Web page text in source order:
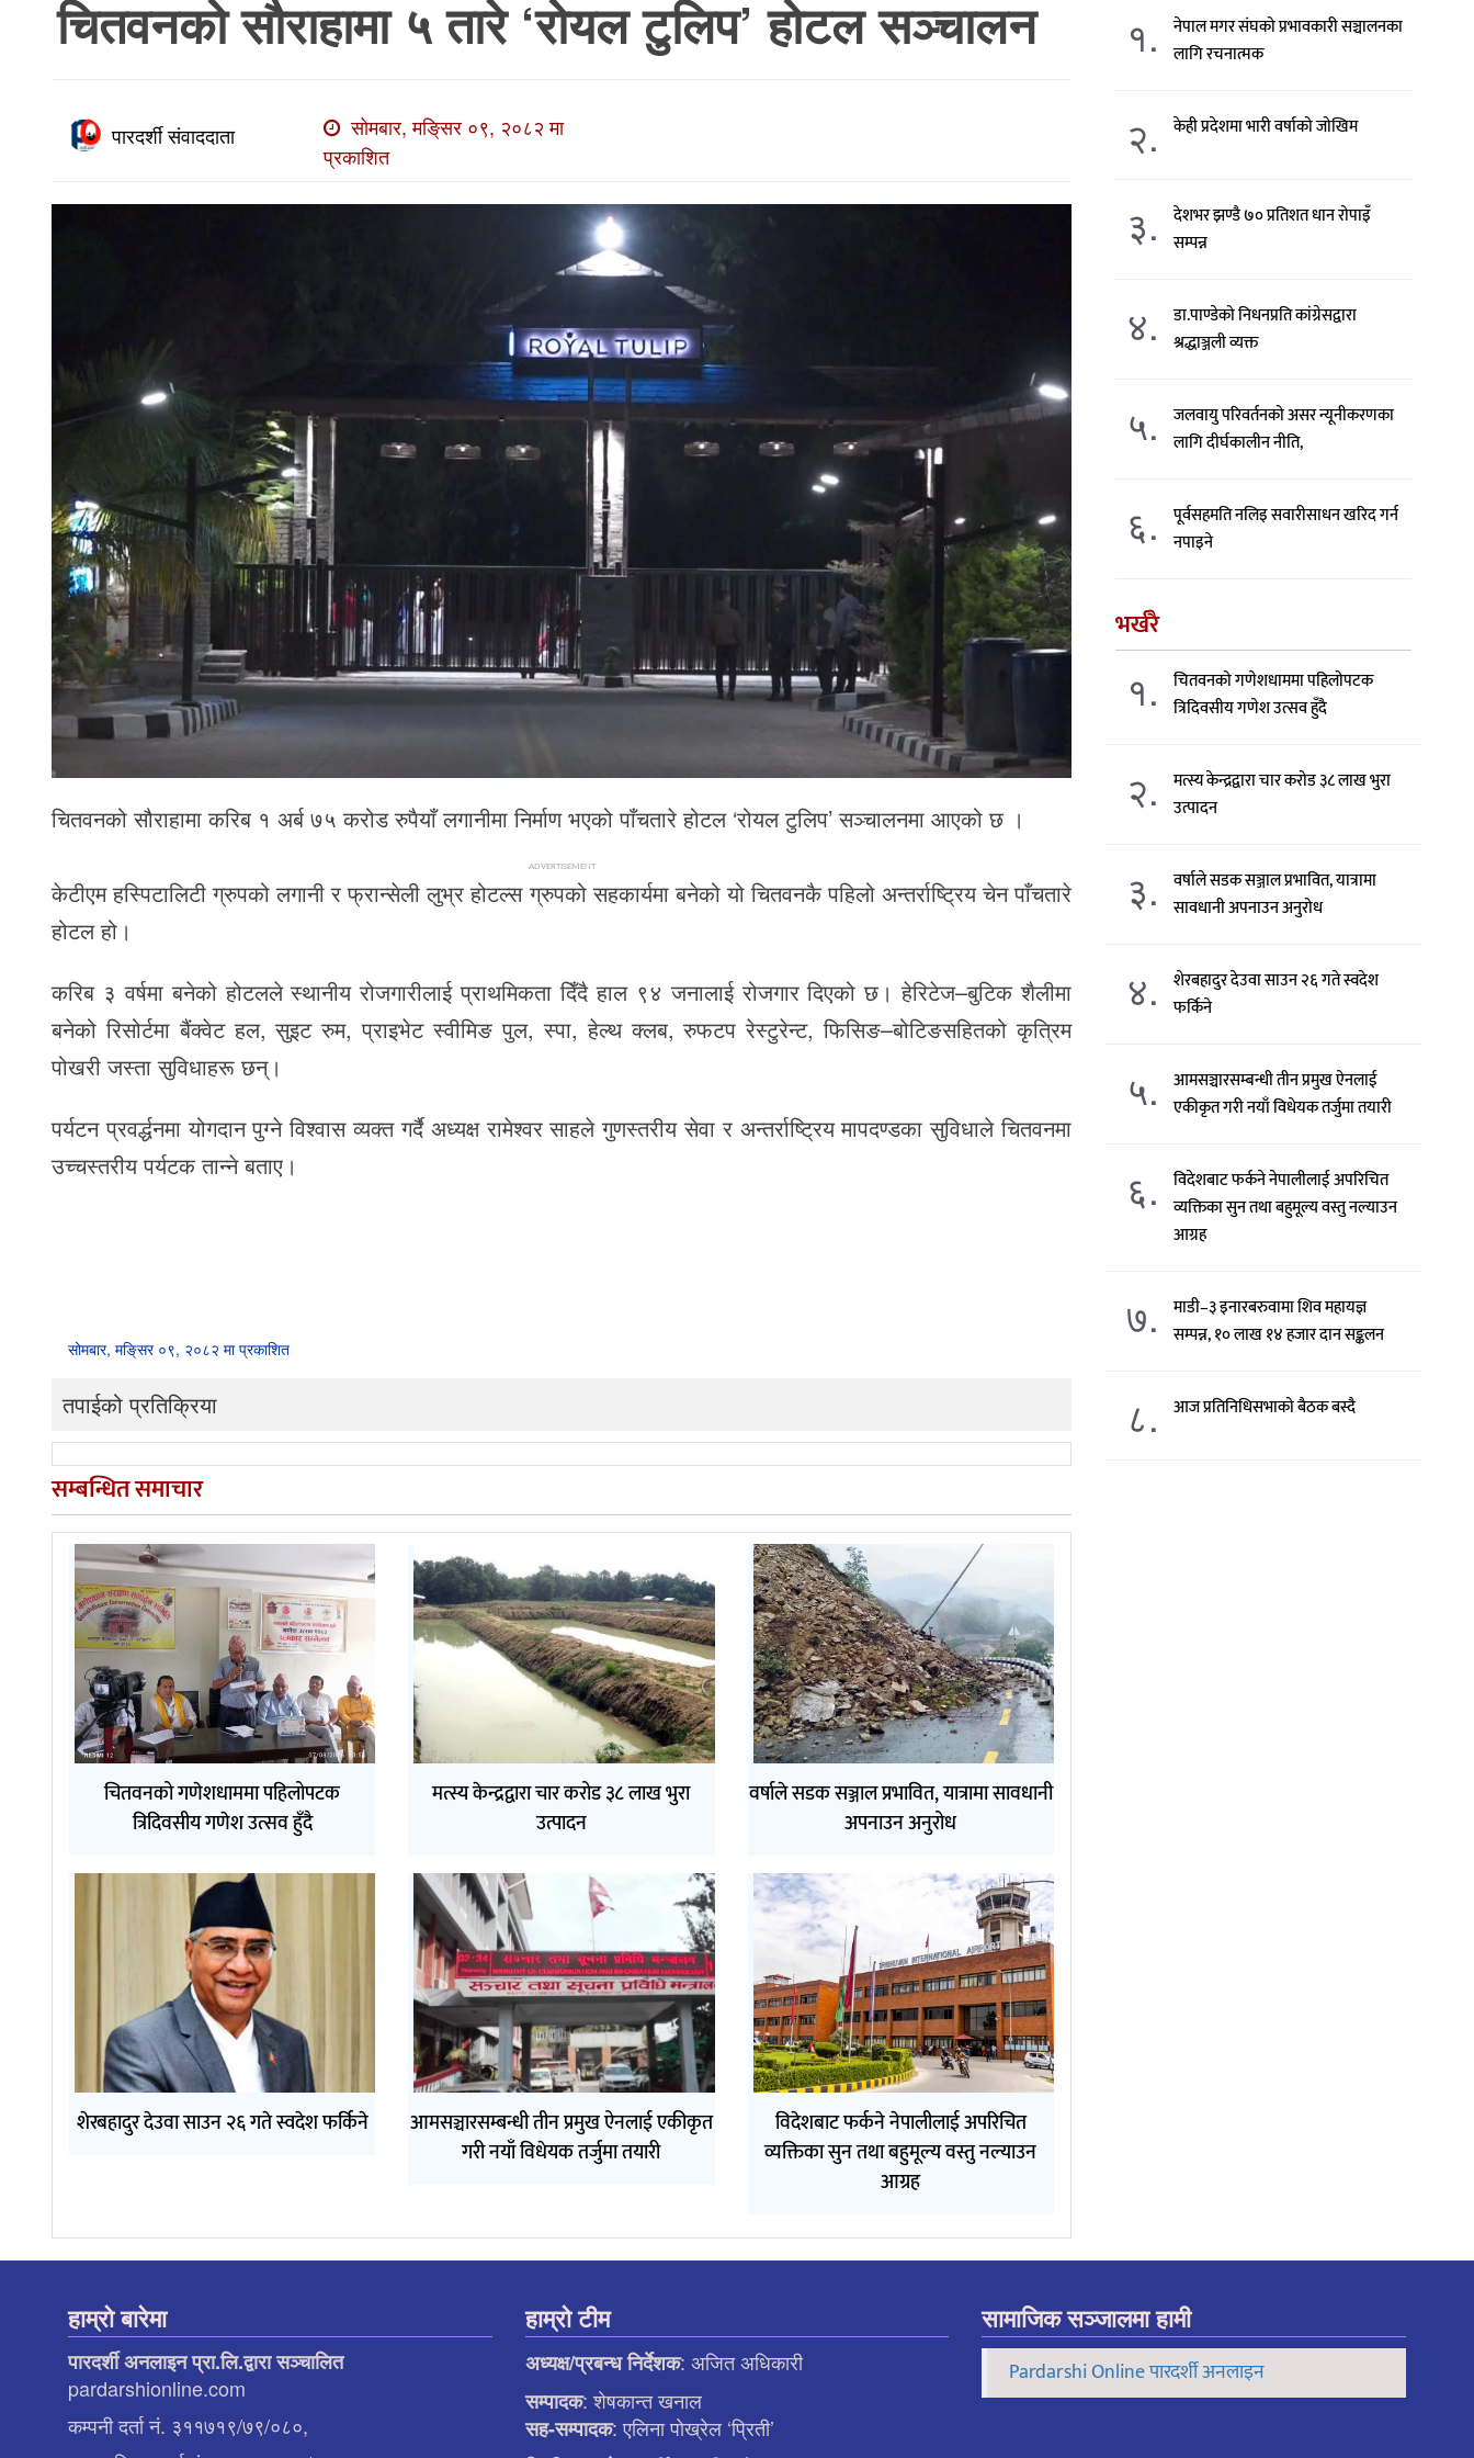
चितवनको सौराहामा ५ तारे ‘रोयल टुलिप’ होटल सञ्चालन
पारदर्शी संवाददाता
सोमबार, मङि्सर ०९, २०८२ मा
प्रकाशित
चितवनको सौराहामा करिब १ अर्ब ७५ करोड रुपैयाँ लगानीमा निर्माण भएको पाँचतारे होटल ‘रोयल टुलिप’ सञ्चालनमा आएको छ ।
ADVERTISEMENT
केटीएम हस्पिटालिटी ग्रुपको लगानी र फ्रान्सेली लुभ्र होटल्स ग्रुपको सहकार्यमा बनेको यो चितवनकै पहिलो अन्तर्राष्ट्रिय चेन पाँचतारे
होटल हो।
करिब ३ वर्षमा बनेको होटलले स्थानीय रोजगारीलाई प्राथमिकता दिँदै हाल ९४ जनालाई रोजगार दिएको छ। हेरिटेज–बुटिक शैलीमा
बनेको रिसोर्टमा बैंक्वेट हल, सुइट रुम, प्राइभेट स्वीमिङ पुल, स्पा, हेल्थ क्लब, रुफटप रेस्टुरेन्ट, फिसिङ–बोटिङसहितको कृत्रिम
पोखरी जस्ता सुविधाहरू छन्।
पर्यटन प्रवर्द्धनमा योगदान पुग्ने विश्वास व्यक्त गर्दै अध्यक्ष रामेश्वर साहले गुणस्तरीय सेवा र अन्तर्राष्ट्रिय मापदण्डका सुविधाले चितवनमा
उच्चस्तरीय पर्यटक तान्ने बताए।
सोमबार, मङि्सर ०९, २०८२ मा प्रकाशित
तपाईको प्रतिक्रिया
सम्बन्धित समाचार
चितवनको गणेशधाममा पहिलोपटक
त्रिदिवसीय गणेश उत्सव हुँदै
मत्स्य केन्द्रद्वारा चार करोड ३८ लाख भुरा
उत्पादन
वर्षाले सडक सञ्जाल प्रभावित, यात्रामा सावधानी
अपनाउन अनुरोध
शेरबहादुर देउवा साउन २६ गते स्वदेश फर्किने
आमसञ्चारसम्बन्धी तीन प्रमुख ऐनलाई एकीकृत
गरी नयाँ विधेयक तर्जुमा तयारी
विदेशबाट फर्कने नेपालीलाई अपरिचित
व्यक्तिका सुन तथा बहुमूल्य वस्तु नल्याउन
आग्रह
१.
नेपाल मगर संघको प्रभावकारी सञ्चालनका
लागि रचनात्मक
२. केही प्रदेशमा भारी वर्षाको जोखिम
३.
देशभर झण्डै ७० प्रतिशत धान रोपाइँ
सम्पन्न
४.
डा.पाण्डेको निधनप्रति कांग्रेसद्वारा
श्रद्धाञ्जली व्यक्त
५.
जलवायु परिवर्तनको असर न्यूनीकरणका
लागि दीर्घकालीन नीति,
६.
पूर्वसहमति नलिइ सवारीसाधन खरिद गर्न
नपाइने
भर्खरै
१.
चितवनको गणेशधाममा पहिलोपटक
त्रिदिवसीय गणेश उत्सव हुँदै
२.
मत्स्य केन्द्रद्वारा चार करोड ३८ लाख भुरा
उत्पादन
३.
वर्षाले सडक सञ्जाल प्रभावित, यात्रामा
सावधानी अपनाउन अनुरोध
४.
शेरबहादुर देउवा साउन २६ गते स्वदेश
फर्किने
५.
आमसञ्चारसम्बन्धी तीन प्रमुख ऐनलाई
एकीकृत गरी नयाँ विधेयक तर्जुमा तयारी
६.
विदेशबाट फर्कने नेपालीलाई अपरिचित
व्यक्तिका सुन तथा बहुमूल्य वस्तु नल्याउन
आग्रह
७.
माडी–३ इनारबरुवामा शिव महायज्ञ
सम्पन्न, १० लाख १४ हजार दान सङ्कलन
८. आज प्रतिनिधिसभाको बैठक बस्दै
हाम्रो बारेमा
पारदर्शी अनलाइन प्रा.लि.द्वारा सञ्चालित
pardarshionline.com
कम्पनी दर्ता नं. ३११७१९/७९/०८०,
हाम्रो टीम
अध्यक्ष/प्रबन्ध निर्देशक: अजित अधिकारी
सम्पादक: शेषकान्त खनाल
सह-सम्पादक: एलिना पाेख्रेल ‘प्रिती’
सामाजिक सञ्जालमा हामी
Pardarshi Online पारदर्शी अनलाइन